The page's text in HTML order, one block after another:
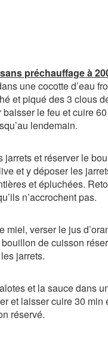
préchauffage à
une cocotte d’eau
et piqué des 3 clous
le feu et cuire
lendemain.
jarrets et réserver le
et y déposer les
et épluchées.
n’accrochent pas.
miel, verser le jus
de cuisson
jarrets.
et la sauce dans
et laisser cuire 30 min
réservé.